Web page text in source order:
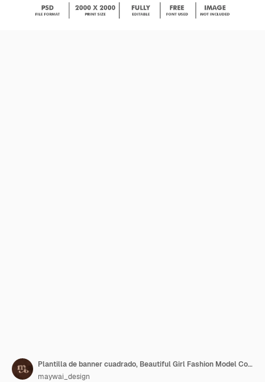
Plantilla de banner cuadrado, Beautiful Girl Fashion Model Collection Pink Trendy
maywai_design